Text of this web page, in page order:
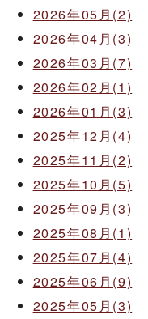
2026年05月(2)
2026年04月(3)
2026年03月(7)
2026年02月(1)
2026年01月(3)
2025年12月(4)
2025年11月(2)
2025年10月(5)
2025年09月(3)
2025年08月(1)
2025年07月(4)
2025年06月(9)
2025年05月(3)